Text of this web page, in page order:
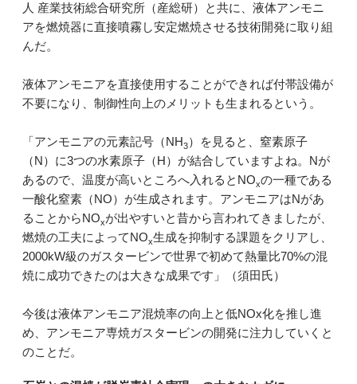
人 産業技術総合研究所（産総研）と共に、液体アンモニ
アを燃焼器に直接噴霧し安定燃焼させる技術開発に取り組
んだ。
液体アンモニアを直接使用することができれば付帯設備が
不要になり、制御性向上のメリットも生まれるという。
「アンモニアの元素記号（NH3）を見ると、窒素原子
（N）に3つの水素原子（H）が結合していますよね。Nが
あるので、温度が高いところへ入れるとNOxの一種である
一酸化窒素（NO）が生成されます。アンモニアはNがあ
ることからNOxが出やすいと昔から言われてきましたが、
燃焼の工夫によってNOx生成を抑制する課題をクリアし、
2000kW級のガスタービンで世界で初めて熱量比70%の混
焼に成功できたのは大きな成果です」（須田氏）
今後は液体アンモニア混焼率の向上と低NOx化を推し進
め、アンモニア専焼ガスタービンの開発に注力していくと
のことだ。